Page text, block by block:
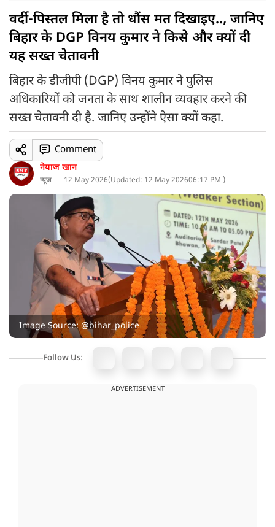
वर्दी-पिस्तल मिला है तो धौंस मत दिखाइए.., जानिए
बिहार के DGP विनय कुमार ने किसे और क्यों दी
यह सख्त चेतावनी
बिहार के डीजीपी (DGP) विनय कुमार ने पुलिस
अधिकारियों को जनता के साथ शालीन व्यवहार करने की
सख्त चेतावनी दी है. जानिए उन्होंने ऐसा क्यों कहा.
नेयाज खान
न्यूज 12 May 2026(Updated: 12 May 202606:17 PM )
Comment
Image Source: @bihar_police
Follow Us:
ADVERTISEMENT